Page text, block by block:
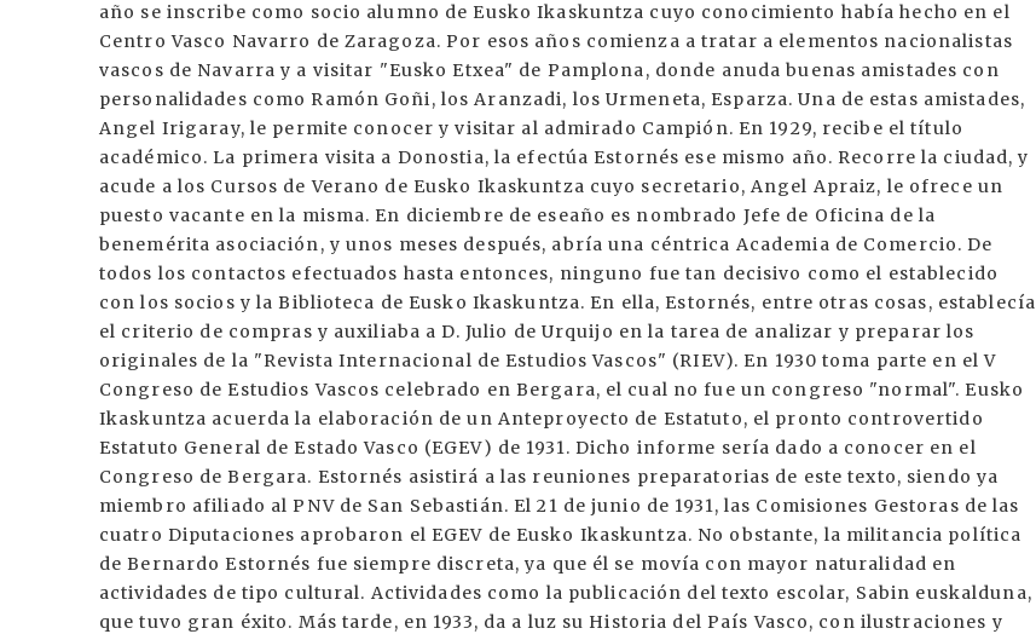
año se inscribe como socio alumno de Eusko Ikaskuntza cuyo conocimiento había hecho en el
Centro Vasco Navarro de Zaragoza. Por esos años comienza a tratar a elementos nacionalistas
vascos de Navarra y a visitar "Eusko Etxea" de Pamplona, donde anuda buenas amistades con
personalidades como Ramón Goñi, los Aranzadi, los Urmeneta, Esparza. Una de estas amistades,
Angel Irigaray, le permite conocer y visitar al admirado Campión. En 1929, recibe el título
académico. La primera visita a Donostia, la efectúa Estornés ese mismo año. Recorre la ciudad, y
acude a los Cursos de Verano de Eusko Ikaskuntza cuyo secretario, Angel Apraiz, le ofrece un
puesto vacante en la misma. En diciembre de eseaño es nombrado Jefe de Oficina de la
benemérita asociación, y unos meses después, abría una céntrica Academia de Comercio. De
todos los contactos efectuados hasta entonces, ninguno fue tan decisivo como el establecido
con los socios y la Biblioteca de Eusko Ikaskuntza. En ella, Estornés, entre otras cosas, establecía
el criterio de compras y auxiliaba a D. Julio de Urquijo en la tarea de analizar y preparar los
originales de la "Revista Internacional de Estudios Vascos" (RIEV). En 1930 toma parte en el V
Congreso de Estudios Vascos celebrado en Bergara, el cual no fue un congreso "normal". Eusko
Ikaskuntza acuerda la elaboración de un Anteproyecto de Estatuto, el pronto controvertido
Estatuto General de Estado Vasco (EGEV) de 1931. Dicho informe sería dado a conocer en el
Congreso de Bergara. Estornés asistirá a las reuniones preparatorias de este texto, siendo ya
miembro afiliado al PNV de San Sebastián. El 21 de junio de 1931, las Comisiones Gestoras de las
cuatro Diputaciones aprobaron el EGEV de Eusko Ikaskuntza. No obstante, la militancia política
de Bernardo Estornés fue siempre discreta, ya que él se movía con mayor naturalidad en
actividades de tipo cultural. Actividades como la publicación del texto escolar, Sabin euskalduna,
que tuvo gran éxito. Más tarde, en 1933, da a luz su Historia del País Vasco, con ilustraciones y